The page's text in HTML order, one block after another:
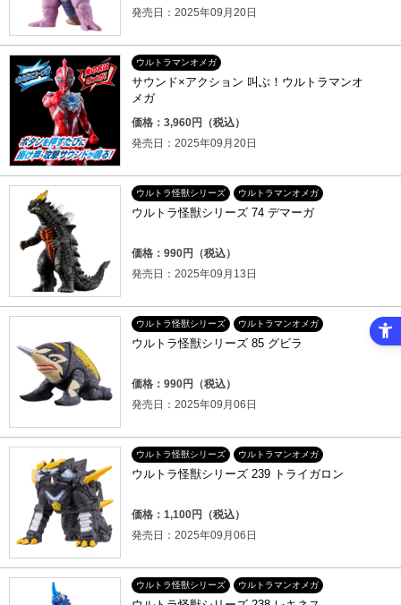
発売日：2025年09月20日
ウルトラマンオメガ
サウンド×アクション 叫ぶ！ウルトラマンオ
メガ
価格：3,960円（税込）
発売日：2025年09月20日
ウルトラ怪獣シリーズ ウルトラマンオメガ
ウルトラ怪獣シリーズ 74 デマーガ
価格：990円（税込）
発売日：2025年09月13日
ウルトラ怪獣シリーズ ウルトラマンオメガ
ウルトラ怪獣シリーズ 85 グビラ
価格：990円（税込）
発売日：2025年09月06日
ウルトラ怪獣シリーズ ウルトラマンオメガ
ウルトラ怪獣シリーズ 239 トライガロン
価格：1,100円（税込）
発売日：2025年09月06日
ウルトラ怪獣シリーズ ウルトラマンオメガ